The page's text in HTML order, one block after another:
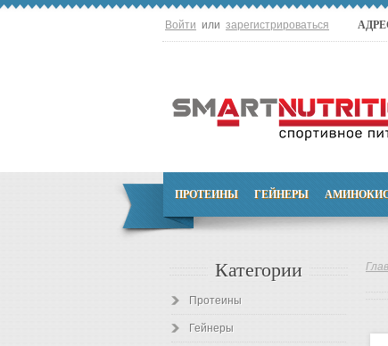
Войти или зарегистрироваться
ПРОТЕИНЫ ГЕЙНЕРЫ
Категории
Протеины
Гейнеры